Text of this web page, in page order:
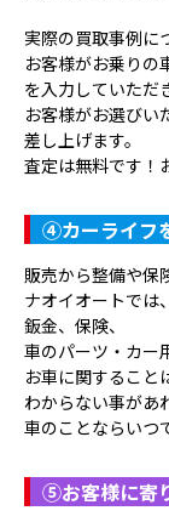
実際の買取事例に
お客様がお乗りの
を入力していただ
お客様がお選びい
差し上げます。
査定は無料です！
④カーライフ
販売から整備や保
ナオイオートでは
鈑金、保険、
車のパーツ・カー
お車に関すること
わからない事があ
車のことならいつ
⑤お客様に寄